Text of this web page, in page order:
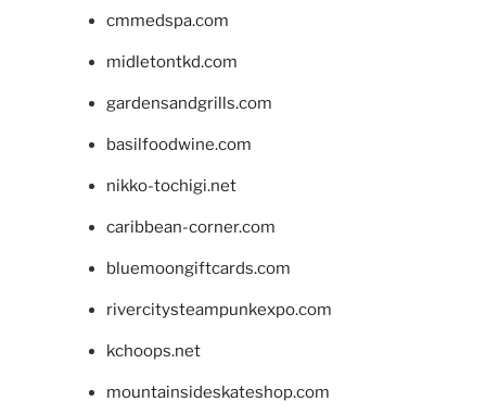
cmmedspa.com
midletontkd.com
gardensandgrills.com
basilfoodwine.com
nikko-tochigi.net
caribbean-corner.com
bluemoongiftcards.com
rivercitysteampunkexpo.com
kchoops.net
mountainsideskateshop.com